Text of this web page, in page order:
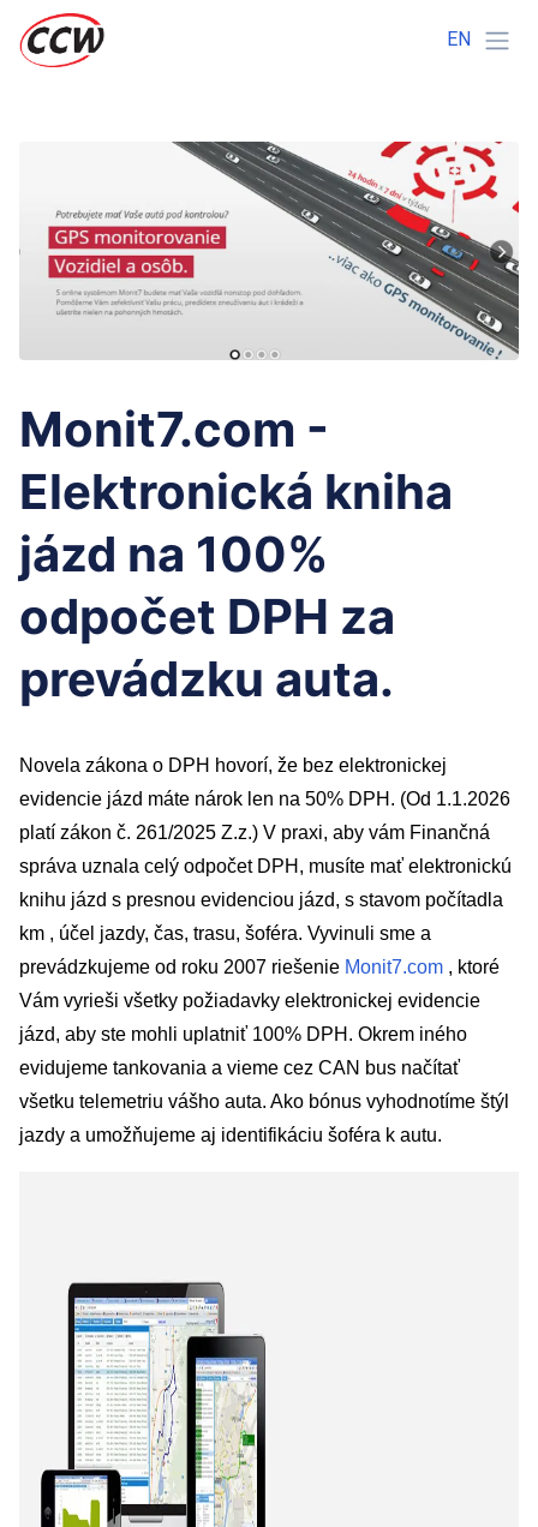
EN
Monit7.com -
Elektronická kniha
jázd na 100%
odpočet DPH za
prevádzku auta.
Novela zákona o DPH hovorí, že bez elektronickej
evidencie jázd máte nárok len na 50% DPH. (Od 1.1.2026
platí zákon č. 261/2025 Z.z.) V praxi, aby vám Finančná
správa uznala celý odpočet DPH, musíte mať elektronickú
knihu jázd s presnou evidenciou jázd, s stavom počítadla
km , účel jazdy, čas, trasu, šoféra. Vyvinuli sme a
prevádzkujeme od roku 2007 riešenie Monit7.com , ktoré
Vám vyrieši všetky požiadavky elektronickej evidencie
jázd, aby ste mohli uplatniť 100% DPH. Okrem iného
evidujeme tankovania a vieme cez CAN bus načítať
všetku telemetriu vášho auta. Ako bónus vyhodnotíme štýl
jazdy a umožňujeme aj identifikáciu šoféra k autu.